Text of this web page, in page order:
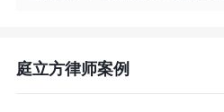
庭立方律师案例